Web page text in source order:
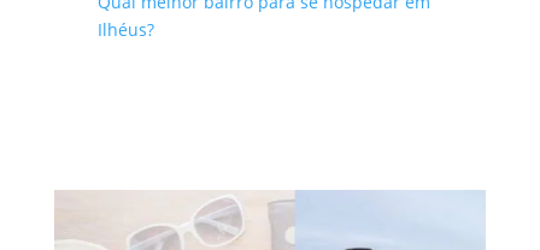
Qual melhor bairro para se hospedar em